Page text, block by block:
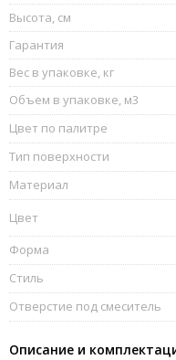
Высота, см
Гарантия
Вес в упаковке, кг
Объем в упаковке, м3
Цвет по палитре
Тип поверхности
Материал
Цвет
Форма
Стиль
Отверстие под смеситель
Описание и